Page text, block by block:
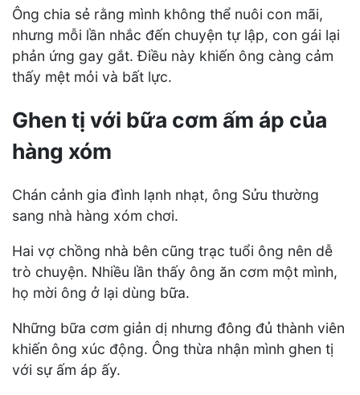
Ông chia sẻ rằng mình không thể nuôi con mãi,
nhưng mỗi lần nhắc đến chuyện tự lập, con gái lại
phản ứng gay gắt. Điều này khiến ông càng cảm
thấy mệt mỏi và bất lực.
Ghen tị với bữa cơm ấm áp của
hàng xóm
Chán cảnh gia đình lạnh nhạt, ông Sửu thường
sang nhà hàng xóm chơi.
Hai vợ chồng nhà bên cũng trạc tuổi ông nên dễ
trò chuyện. Nhiều lần thấy ông ăn cơm một mình,
họ mời ông ở lại dùng bữa.
Những bữa cơm giản dị nhưng đông đủ thành viên
khiến ông xúc động. Ông thừa nhận mình ghen tị
với sự ấm áp ấy.